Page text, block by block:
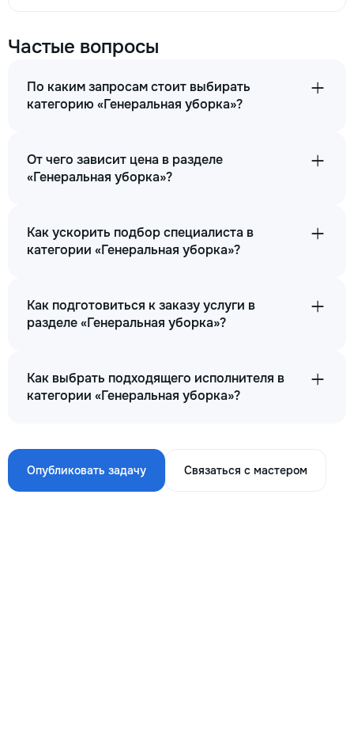
Частые вопросы
По каким запросам стоит выбирать
категорию «Генеральная уборка»?
От чего зависит цена в разделе
«Генеральная уборка»?
Как ускорить подбор специалиста в
категории «Генеральная уборка»?
Как подготовиться к заказу услуги в
разделе «Генеральная уборка»?
Как выбрать подходящего исполнителя в
категории «Генеральная уборка»?
Опубликовать задачу Связаться с мастером